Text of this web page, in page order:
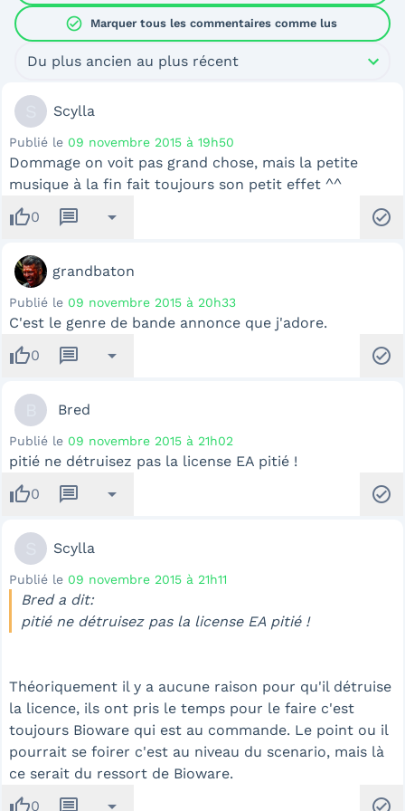
check_circle Marquer tous les commentaires comme lus
Du plus ancien au plus récent
Scylla
Publié le 09 novembre 2015 à 19h50
Dommage on voit pas grand chose, mais la petite
musique à la fin fait toujours son petit effet ^^
thumb_up0 message arrow_drop_down check_circle
grandbaton
Publié le 09 novembre 2015 à 20h33
C'est le genre de bande annonce que j'adore.
thumb_up0 message arrow_drop_down check_circle
Bred
Publié le 09 novembre 2015 à 21h02
pitié ne détruisez pas la license EA pitié !
thumb_up0 message arrow_drop_down check_circle
Scylla
Publié le 09 novembre 2015 à 21h11
Bred a dit:
pitié ne détruisez pas la license EA pitié !
Théoriquement il y a aucune raison pour qu'il détruise
la licence, ils ont pris le temps pour le faire c'est
toujours Bioware qui est au commande. Le point ou il
pourrait se foirer c'est au niveau du scenario, mais là
ce serait du ressort de Bioware.
thumb_up0 message arrow_drop_down check_circle